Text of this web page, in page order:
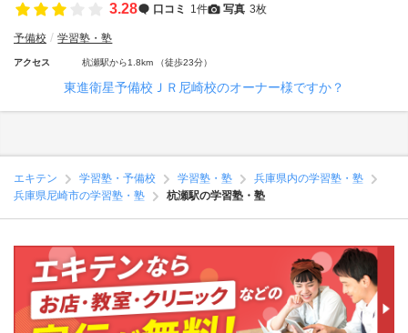
3.28 口コミ 1件 写真 3枚
予備校 学習塾・塾
アクセス 杭瀬駅から1.8km （徒歩23分）
東進衛星予備校ＪＲ尼崎校のオーナー様ですか？
エキテン 学習塾・予備校 学習塾・塾
兵庫県内の学習塾・塾
兵庫県尼崎市の学習塾・塾
杭瀬駅の学習塾・塾